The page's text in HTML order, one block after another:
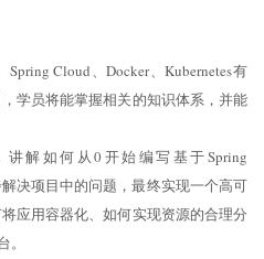
Cloud、Docker、Kubernetes有
学员将能掌握相关的知识体系，并能
解如何从0开始编写基于Spring
决项目中的问题，最终实现一个高可
应用容器化、如何实现资源的合理分